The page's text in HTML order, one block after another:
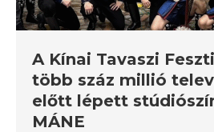
A Kínai Tavaszi
több száz millió
előtt lépett
MÁNE